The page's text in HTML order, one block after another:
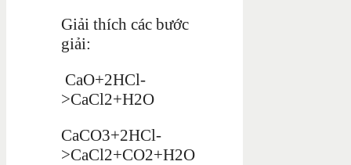
Giải thích các bước
giải:
CaO+2HCl-
>CaCl2+H2O
CaCO3+2HCl-
>CaCl2+CO2+H2O